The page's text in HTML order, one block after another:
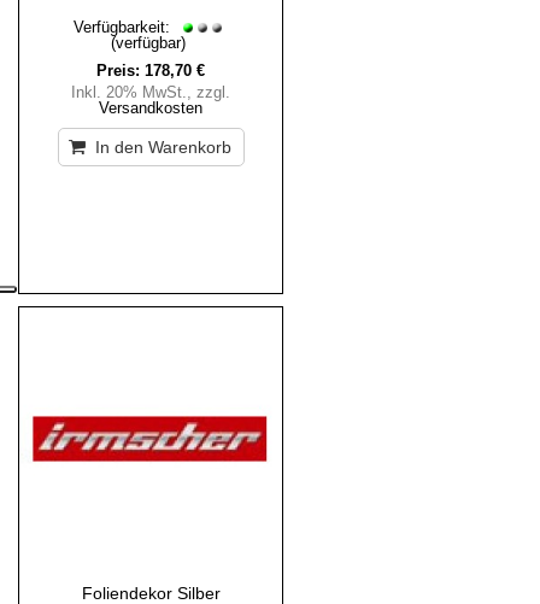
Verfügbarkeit:
(verfügbar)
Preis: 178,70 €
Inkl. 20% MwSt., zzgl.
Versandkosten
In den Warenkorb
Foliendekor Silber